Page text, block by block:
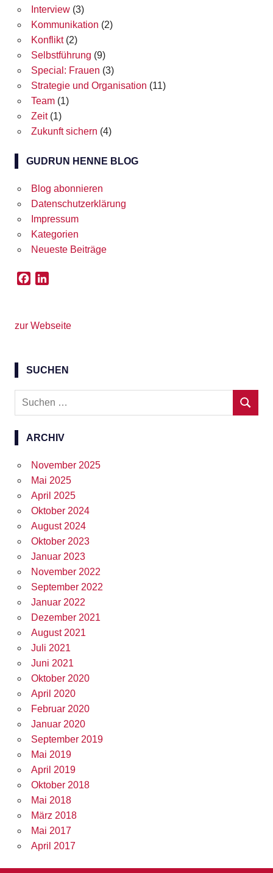
Interview(3)
Kommunikation (2)
Konflikt(2)
Selbstführung (9)
Special: Frauen (3)
Strategie und Organisation (11)
Team(1)
Zeit(1)
Zukunft sichern (4)
GUDRUN HENNE BLOG
Blog abonnieren
Datenschutzerklärung
Impressum
Kategorien
Neueste Beiträge
b
k
e
n
zur Webseite
SUCHEN
Suchen
ARCHIV
November 2025
Mai 2025
April 2025
Oktober 2024
August 2024
Oktober 2023
Januar 2023
November 2022
September 2022
Januar 2022
Dezember 2021
August 2021
Juli 2021
Juni 2021
Oktober 2020
April 2020
Februar 2020
Januar 2020
September 2019
Mai 2019
April 2019
Oktober 2018
Mai 2018
März 2018
Mai 2017
April 2017